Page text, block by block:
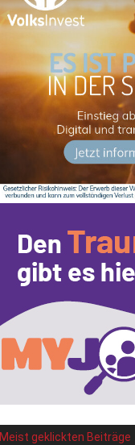
Meist geklickten Beiträge